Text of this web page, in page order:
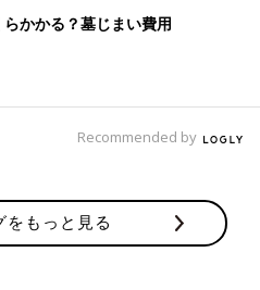
かかる？墓じまい費用
Recommended by
をもっと見る